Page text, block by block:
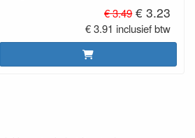
€ 3.49€ 3.23
€ 3.91 inclusief btw